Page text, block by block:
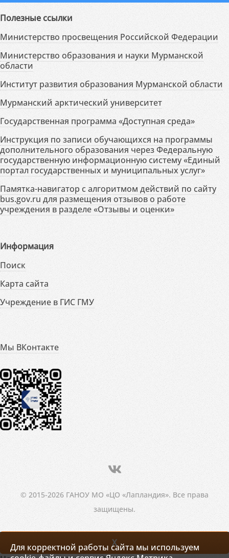
Полезные ссылки
Министерство просвещения Российской Федерации
Министерство образования и науки Мурманской
области
Институт развития образования Мурманской области
Мурманский арктический университет
Государственная программа «Доступная среда»
Инструкция по записи обучающихся на программы
дополнительного образования через Федеральную
государственную информационную систему «Единый
портал государственных и муниципальных услуг»
Памятка-навигатор с алгоритмом действий по сайту
bus.gov.ru для размещения отзывов о работе
учреждения в разделе «Отзывы и оценки»
Информация
Поиск
Карта сайта
Учреждение в ГИС ГМУ
Мы ВКонтакте
© 2015-2026 ГАНОУ МО «ЦО «Лапландия». Все права
защищены.
Для корректной работы сайта мы используем
X